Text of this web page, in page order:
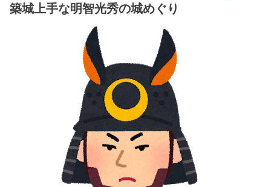
築城上手な明智光秀の城めぐり